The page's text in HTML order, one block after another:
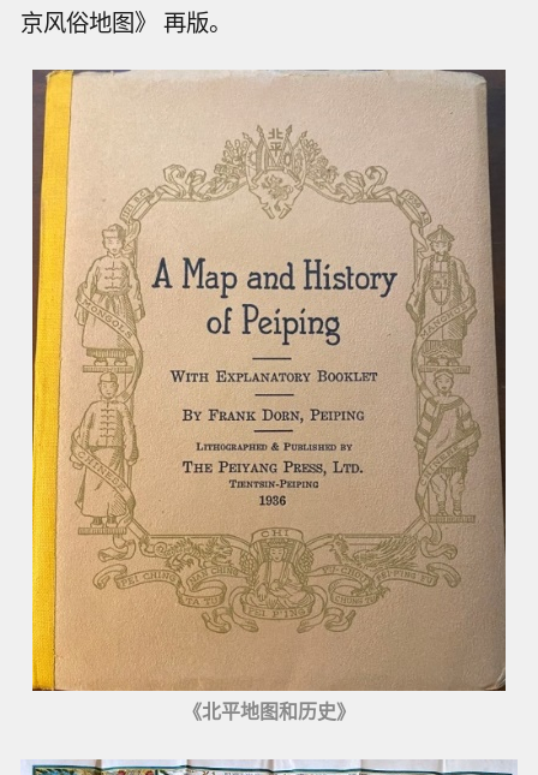
京风俗地图》 再版。
《北平地图和历史》